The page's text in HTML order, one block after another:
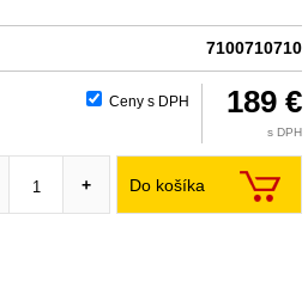
7100710710
Ceny s DPH 189 €
s DPH
Do košíka
+